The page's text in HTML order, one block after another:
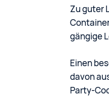
Zu guter
gängige
Einen
davon
Party-